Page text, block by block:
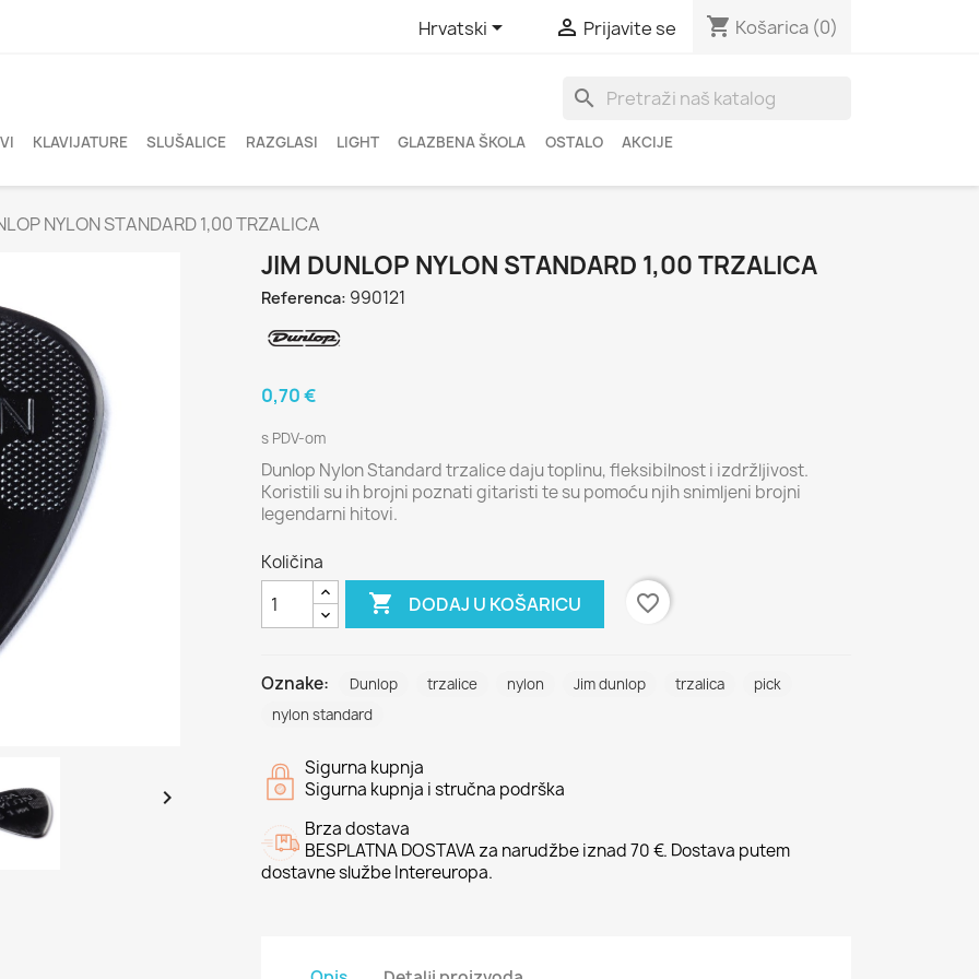
Hrvatski  Prijavite se shopping_cart Košarica (0)
search
KLAVIJATURE SLUŠALICE RAZGLASI LIGHT GLAZBENA ŠKOLA OSTALO AKCIJE
NYLON STANDARD 1,00 TRZALICA

JIM DUNLOP NYLON STANDARD 1,00 TRZALICA
Referenca: 990121
0,70 €
s PDV-om
Dunlop Nylon Standard trzalice daju toplinu, fleksibilnost i izdržljivost.
Koristili su ih brojni poznati gitaristi te su pomoću njih snimljeni brojni
legendarni hitovi.
Količina
 DODAJ U KOŠARICU favorite_border
Oznake: Dunlop trzalice nylon Jim dunlop trzalica
pick
nylon standard
Sigurna kupnja
Sigurna kupnja i stručna podrška
Brza dostava
BESPLATNA DOSTAVA za narudžbe iznad 70 €. Dostava putem
dostavne službe Intereuropa.